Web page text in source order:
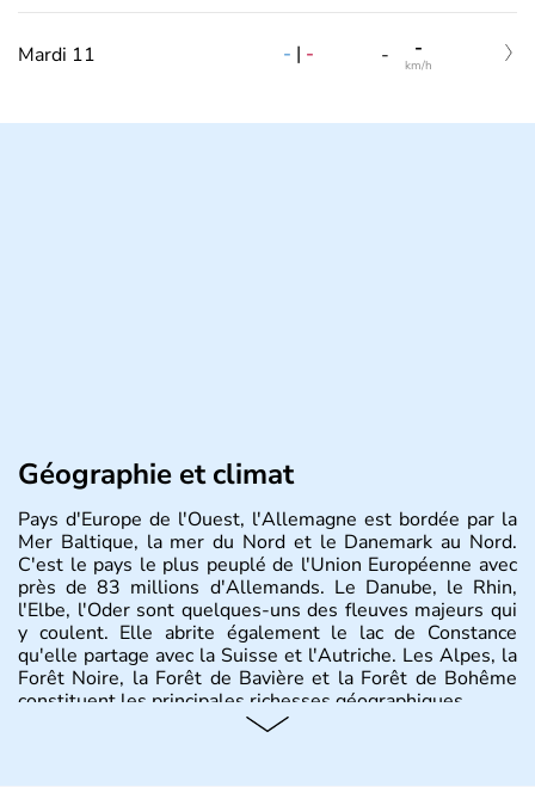
Mardi 11 - | - - -
km/h
Géographie et climat
Pays d'Europe de l'Ouest, l'Allemagne est bordée par la
Mer Baltique, la mer du Nord et le Danemark au Nord.
C'est le pays le plus peuplé de l'Union Européenne avec
près de 83 millions d'Allemands. Le Danube, le Rhin,
l'Elbe, l'Oder sont quelques-uns des fleuves majeurs qui
y coulent. Elle abrite également le lac de Constance
qu'elle partage avec la Suisse et l'Autriche. Les Alpes, la
Forêt Noire, la Forêt de Bavière et la Forêt de Bohême
constituent les principales richesses géographiques.